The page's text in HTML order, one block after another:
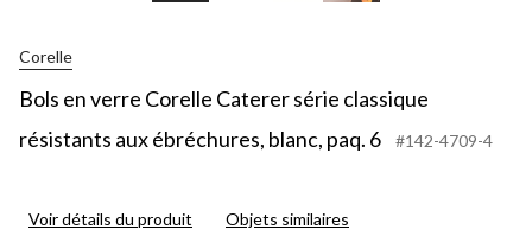
Corelle
Bols en verre Corelle Caterer série classique
résistants aux ébréchures, blanc, paq. 6
#142-4709-4
Voir détails du produit Objets similaires